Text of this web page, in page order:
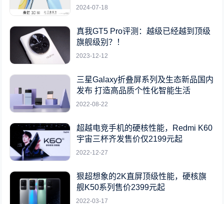
2024-07-18
真我GT5 Pro评测：越级已经越到顶级
旗舰级别？！
2023-12-12
三星Galaxy折叠屏系列及生态新品国内
发布 打造高品质个性化智能生活
2022-08-22
超越电竞手机的硬核性能，Redmi K60
宇宙三杯齐发售价仅2199元起
2022-12-27
狠超想象的2K直屏顶级性能，硬核旗
舰K50系列售价2399元起
2022-03-17